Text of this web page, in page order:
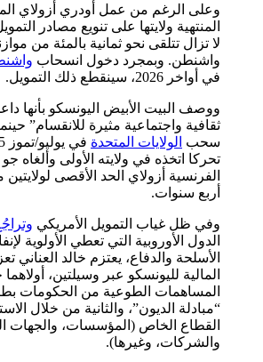
وعلى الرغم من عمل أودري أزولاي
المنتهية ولايتها على تنويع مصادر
لا تزال تتلقى نحو ثمانية بالمئة من
واشنطن. وبمجرد دخول انسحاب
في أواخر 2026، سينقطع ذلك التمويل.
ووصف البيت الأبيض اليونسكو بأنها
ثقافية واجتماعية مثيرة للانقسام”
سحب الولايات المتحدة
تحركا اتخذه في ولايته الأولى وألغاه
الفرنسية أزولاي الحد الأقصى
أربع سنوات.
وفي ظل غياب التمويل الأمريكي
الدول الأوروبية التي تعطي الأولوية
الأسلحة والدفاع، يعتزم خالد العناني
المالية لليونسكو عبر وسيلتين،
المساهمات الطوعية من الحكومات
“مبادلة الديون”، والثانية من خلال
القطاع الخاص (المؤسسات، والجهات
والشركات، وغيرها).